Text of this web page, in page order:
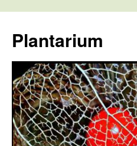
tartalomba
Plantarium